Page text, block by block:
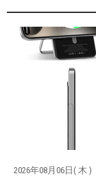
2026年08月06日( 木 )